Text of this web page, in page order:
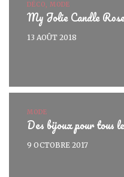
DÉCO, MODE
My Jolie Candle
13 AOÛT 2018
MODE
Des bijoux pour tous
9 OCTOBRE 2017